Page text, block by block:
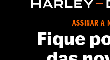
ASSINAR A
Fique